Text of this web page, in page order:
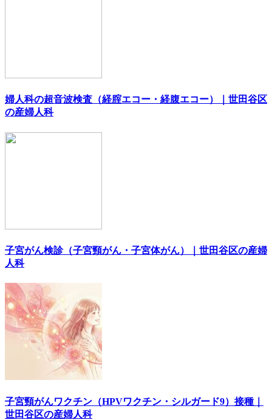
婦人科の超音波検査（経腟エコー・経腹エコー）｜世田谷区
の産婦人科
子宮がん検診（子宮頸がん・子宮体がん）｜世田谷区の産婦
人科
子宮頸がんワクチン（HPVワクチン・シルガード9）接種｜
世田谷区の産婦人科